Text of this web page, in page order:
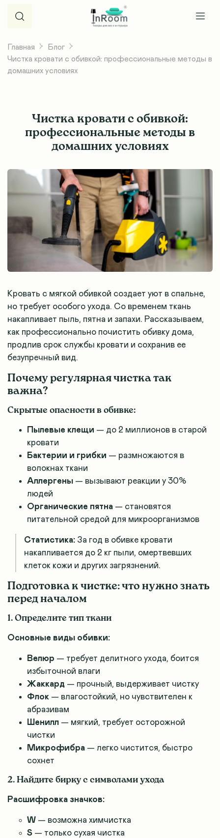
Главная
Блог
Чистка кровати с обивкой: профессиональные методы в
домашних условиях
Чистка кровати с обивкой:
профессиональные методы в
домашних условиях
Кровать с мягкой обивкой создает уют в спальне,
но требует особого ухода. Со временем ткань
накапливает пыль, пятна и запахи. Рассказываем,
как профессионально почистить обивку дома,
продлив срок службы кровати и сохранив ее
безупречный вид.
Почему регулярная чистка так
важна?
Скрытые опасности в обивке:
Пылевые клещи — до 2 миллионов в старой
кровати
Бактерии и грибки — размножаются в
волокнах ткани
Аллергены — вызывают реакции у 30%
людей
Органические пятна — становятся
питательной средой для микроорганизмов
Статистика: За год в обивке кровати
накапливается до 2 кг пыли, омертвевших
клеток кожи и других загрязнений.
Подготовка к чистке: что нужно знать
перед началом
1. Определите тип ткани
Основные виды обивки:
Велюр — требует делитного ухода, боится
избыточной влаги
Жаккард — прочный, выдерживает чистку
Флок — влагостойкий, но чувствителен к
абразивам
Шенилл — мягкий, требует осторожной
чистки
Микрофибра — легко чистится, быстро
сохнет
2. Найдите бирку с символами ухода
Расшифровка значков:
W — возможна химчистка
S — только сухая чистка